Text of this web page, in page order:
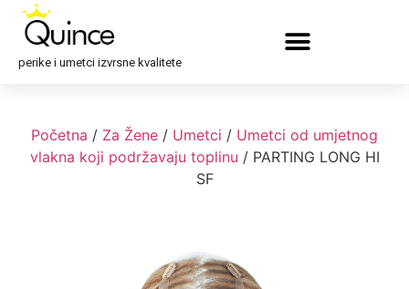
perike i umetci izvrsne kvalitete
Početna / Za Žene / Umetci / Umetci od umjetnog
vlakna koji podržavaju toplinu / PARTING LONG HI
SF